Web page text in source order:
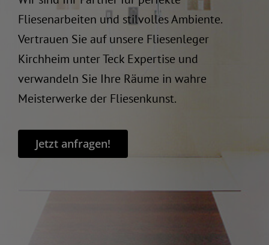
Fliesenarbeiten und stilvolles Ambiente.
Vertrauen Sie auf unsere Fliesenleger
Kirchheim unter Teck Expertise und
verwandeln Sie Ihre Räume in wahre
Meisterwerke der Fliesenkunst.
Jetzt anfragen!